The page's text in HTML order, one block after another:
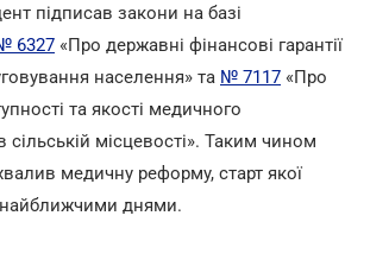
підписав закони на базі
6327 «Про державні фінансові гарантії
населення» та № 7117 «Про
та якості медичного
сільській місцевості». Таким чином
медичну реформу, старт якої
найближчими днями.